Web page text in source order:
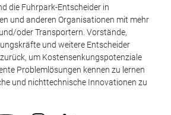
die Fuhrpark-Entscheider in
und anderen Organisationen mit mehr
oder Transportern. Vorstände,
und weitere Entscheider
um Kostensenkungspotenziale
Problemlösungen kennen zu lernen
und nichttechnische Innovationen zu